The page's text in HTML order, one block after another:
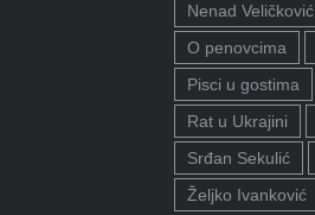
Nenad Veličković
O penovcima
Pisci u gostima
Rat u Ukrajini
Srđan Sekulić
Željko Ivanković